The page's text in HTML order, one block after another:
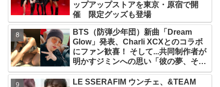
ップアップストアを東京・原宿で開
催 限定グッズも登場
BTS（防弾少年団）新曲「Dream
Glow」発表、Charli XCXとのコラボ
にファン歓喜！ そして...共同制作者が
明かすジミンへの思い「彼の夢、そし
て彼の絶望から生まれた歌」
LE SSERAFIM ウンチェ、&TEAM